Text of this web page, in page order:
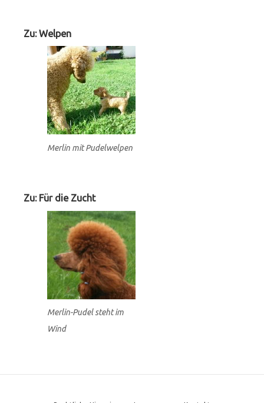
Zu: Welpen
Merlin mit Pudelwelpen
Zu: Für die Zucht
Merlin-Pudel steht im
Wind